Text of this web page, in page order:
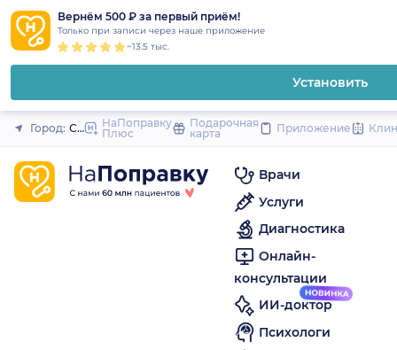
Вернём 500 ₽ за первый приём!
Только при записи через наше приложение
~13.5 тыс.
Установить
Закрыть
Город: Санкт-Петербург
НаПоправку
Плюс
Подарочная
карта
Приложение
Врачи
Услуги
Диагностика
Онлайн-
консультации
ИИ-доктор
Психологи